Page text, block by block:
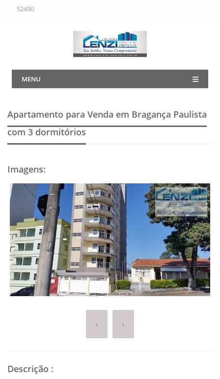
52490
MENU
Apartamento para Venda em Bragança Paulista
com 3 dormitórios
Imagens:
‹ ›
Descrição :